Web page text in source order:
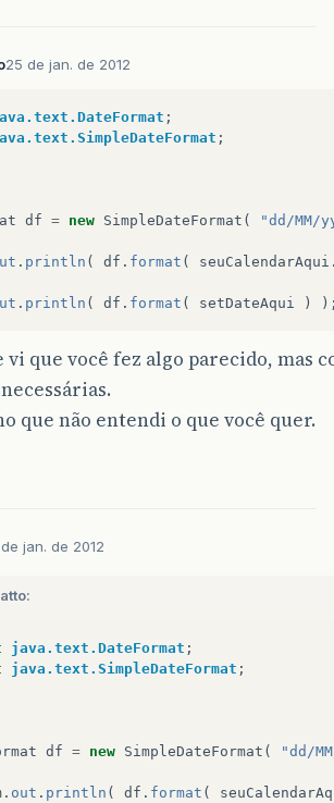
25 de jan. de 2012
;
;
df = new SimpleDateFormat ( "dd/MM/
. println ( df . format ( seuCalendarAqui
. println ( df . format ( setDateAqui )
vi que você fez algo parecido, mas
que não entendi o que você quer.
jan. de 2012
java.text.DateFormat ;
java.text.SimpleDateFormat ;
df = new SimpleDateFormat ( "dd/
. out . println ( df . format (